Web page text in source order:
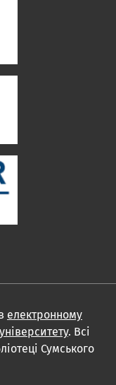
електронному
. Всі
Сумського